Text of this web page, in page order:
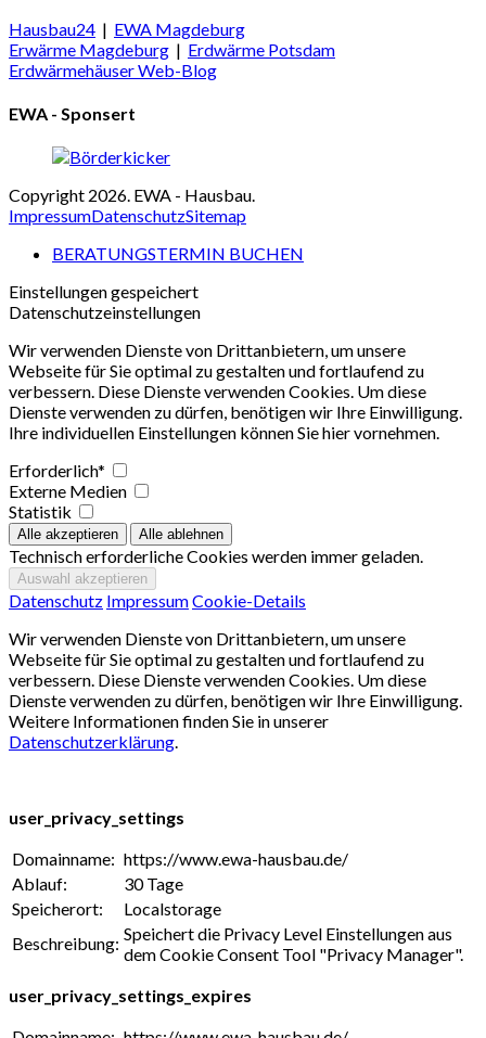
Hausbau24 | EWA Magdeburg
Erwärme Magdeburg | Erdwärme Potsdam
Erdwärmehäuser Web-Blog
EWA - Sponsert
Copyright 2026. EWA - Hausbau.
ImpressumDatenschutzSitemap
BERATUNGSTERMIN BUCHEN
Einstellungen gespeichert
Datenschutzeinstellungen
Wir verwenden Dienste von Drittanbietern, um unsere
Webseite für Sie optimal zu gestalten und fortlaufend zu
verbessern. Diese Dienste verwenden Cookies. Um diese
Dienste verwenden zu dürfen, benötigen wir Ihre Einwilligung.
Ihre individuellen Einstellungen können Sie hier vornehmen.
Erforderlich*
Externe Medien
Statistik
Technisch erforderliche Cookies werden immer geladen.
Datenschutz ImpressumCookie-Details
Wir verwenden Dienste von Drittanbietern, um unsere
Webseite für Sie optimal zu gestalten und fortlaufend zu
verbessern. Diese Dienste verwenden Cookies. Um diese
Dienste verwenden zu dürfen, benötigen wir Ihre Einwilligung.
Weitere Informationen finden Sie in unserer
Datenschutzerklärung.
user_privacy_settings
Domainname: https://www.ewa-hausbau.de/
Ablauf:
30 Tage
Speicherort:
Localstorage
Beschreibung: Speichert die Privacy Level Einstellungen aus
dem Cookie Consent Tool "Privacy Manager".
user_privacy_settings_expires